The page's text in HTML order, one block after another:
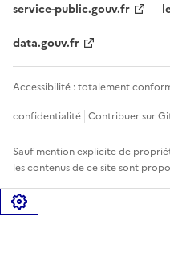
service-public.gouv.fr
data.gouv.fr
Accessibilité : totalement
confidentialité Contribuer sur
Sauf mention explicite de
les contenus de ce site sont
Gérer les cookies